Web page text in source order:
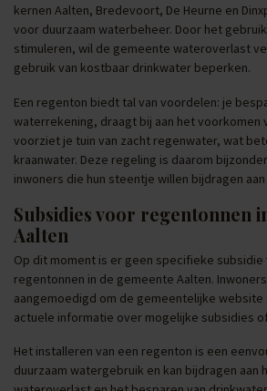
kernen Aalten, Bredevoort, De Heurne en
voor duurzaam waterbeheer. Door het
stimuleren, wil de gemeente wateroverlast
gebruik van kostbaar drinkwater beperken.
Een regenton biedt tal van voordelen: je
waterrekening, draagt bij aan het voorkomen
voorziet je tuin van zacht regenwater, wat
kraanwater. Deze regeling is daarom
inwoners die hun steentje willen bijdragen
Subsidies voor regentonnen
Aalten
Op dit moment is er geen specifieke subsidie
regentonnen in de gemeente Aalten.
aangemoedigd om de gemeentelijke
actuele informatie over mogelijke subsidies
Het installeren van een regenton is een
duurzaam watergebruik en kan bijdragen aan